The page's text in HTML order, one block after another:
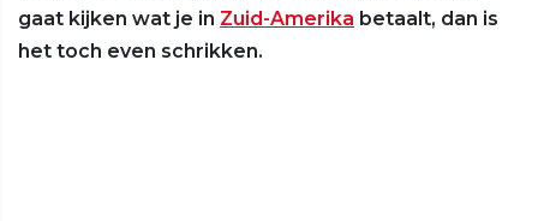
gaat kijken wat je in Zuid-Amerika betaalt, dan is
het toch even schrikken.